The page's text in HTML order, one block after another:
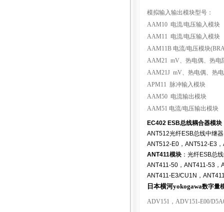
模拟输入输出模块型号：
AAM10 电流/电压输入模块
AAM11 电流/电压输入模块
AAM11B 电流/电压模块
AAM21 mV、热电偶、热电
AAM21J mV、热电偶、热
APM11
脉冲输入模块
AAM50 电流输出模块
AAM51 电流/电压输出模块
EC402 ESB总线耦合器模
ANT512光纤ESB总线中继
ANT512-E0，ANT512-E3
ANT411模块 ：光纤ESB总
ANT411-50，ANT411-53，
ANT411-E3/CU1N，
日本横河yokogawa数字量
ADV151 ， ADV151-E00/